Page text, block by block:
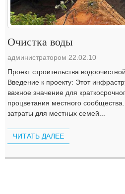
Очистка воды
администратором 22.02.10
Проект строительства
Введение к проекту: Этот
важное значение для
процветания местного
затраты для местных семей...
ЧИТАТЬ ДАЛЕЕ